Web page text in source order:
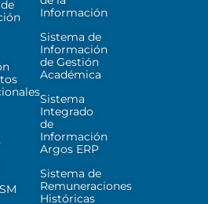
Información
Sistema de
Información
de Gestión
Académica
Sistema
Integrado
de
Información
Argos ERP
Sistema de
Remuneraciones
Históricas